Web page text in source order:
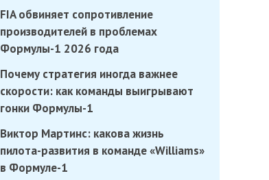
FIA обвиняет сопротивление
производителей в проблемах
Формулы-1 2026 года
Почему стратегия иногда важнее
скорости: как команды выигрывают
гонки Формулы-1
Виктор Мартинс: какова жизнь
пилота-развития в команде «Williams»
в Формуле-1